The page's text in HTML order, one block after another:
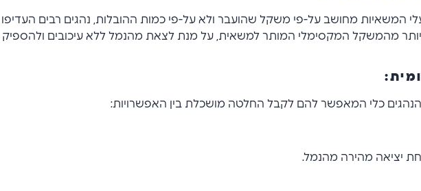
המשאיות מחושב על-פי משקל שהועבר ולא על-פי כמות ההובלות, נהגים רבים העדיפו
מהמשקל המקסימלי המותר למשאית, על מנת לצאת מהנמל ללא עיכובים ולהספיק
:
כלי המאפשר להם לקבל החלטה מושכלת בין האפשרויות:
יציאה מהירה מהנמל.